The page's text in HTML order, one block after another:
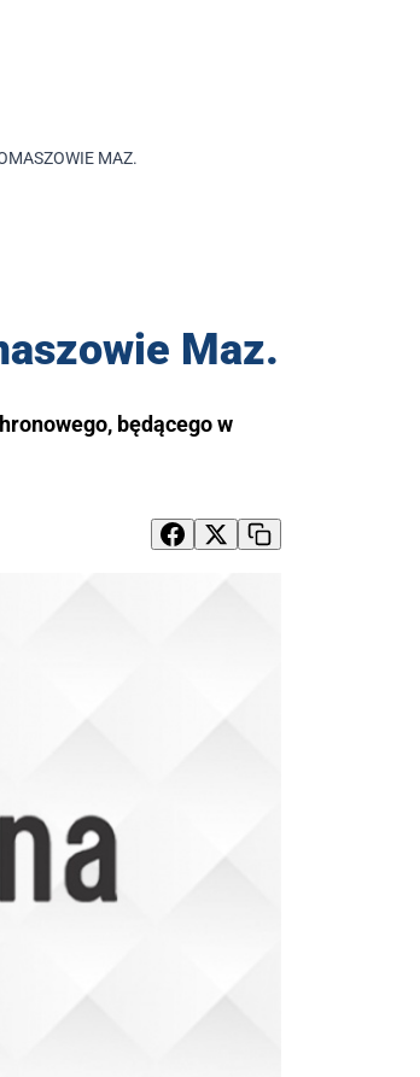
MAZ.
Maz.
będącego w